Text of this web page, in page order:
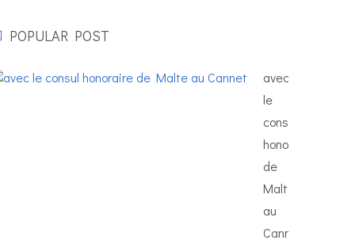
POPULAR POST
avec
le
consul
honoraire
de
Malte
au
Cannet